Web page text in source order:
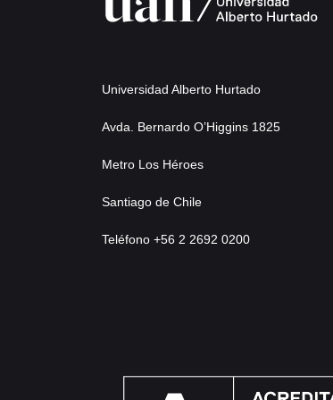
Universidad Alberto Hurtado
Avda. Bernardo O’Higgins 1825
Metro Los Héroes
Santiago de Chile
Teléfono +56 2 2692 0200